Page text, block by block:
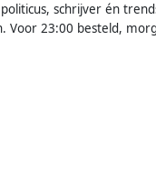
schrijver én
Voor 23:00 besteld,